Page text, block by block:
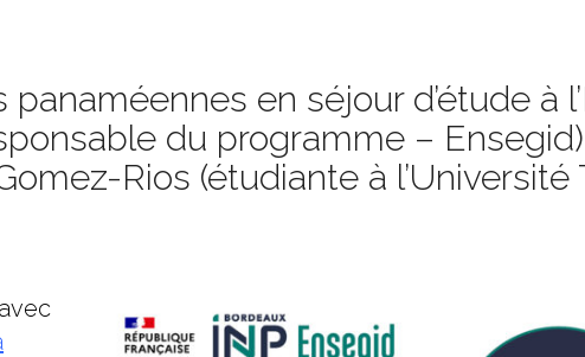
en séjour d’étude à
du programme –
Rios (étudiante à